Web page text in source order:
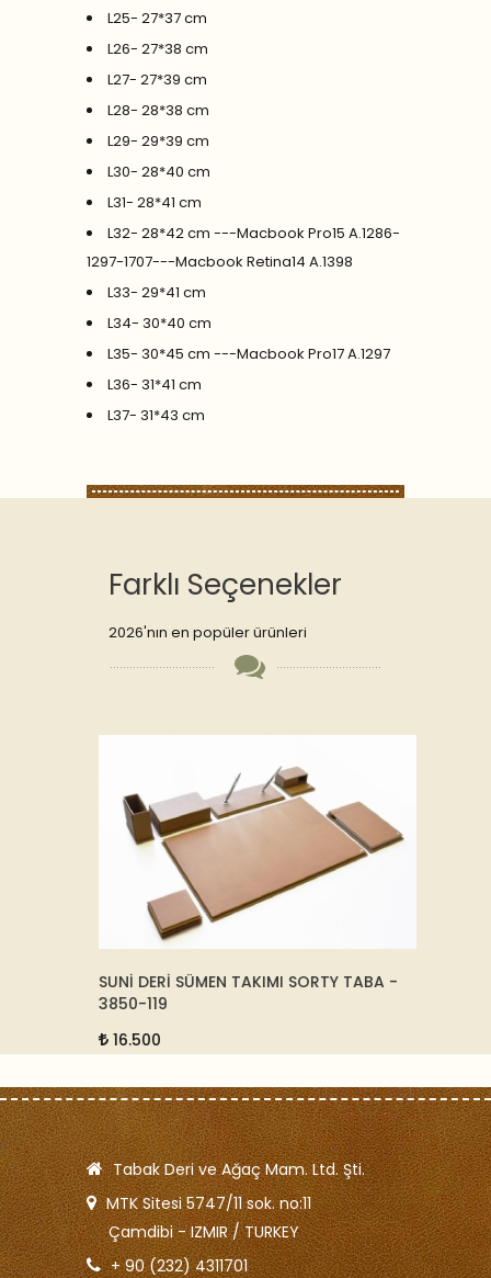
L25- 27*37 cm
L26- 27*38 cm
L27- 27*39 cm
L28- 28*38 cm
L29- 29*39 cm
L30- 28*40 cm
L31- 28*41 cm
L32- 28*42 cm ---Macbook Pro15 A.1286-
1297-1707---Macbook Retina14 A.1398
L33- 29*41 cm
L34- 30*40 cm
L35- 30*45 cm ---Macbook Pro17 A.1297
L36- 31*41 cm
L37- 31*43 cm
Farklı Seçenekler
2026'nın en popüler ürünleri
SUNİ DERİ SÜMEN TAKIMI SORTY TABA -
3850-119
16.500
Tabak Deri ve Ağaç Mam. Ltd. Şti.
MTK Sitesi 5747/11 sok. no:11
Çamdibi - IZMIR / TURKEY
+ 90 (232) 4311701